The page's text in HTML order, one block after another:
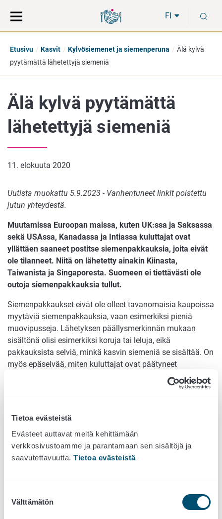
Tietoa evästeistä
Evästeet auttavat meitä kehittämään
verkkosivustoamme ja parantamaan sen sisältöjä ja
saavutettavuutta. Tietoa evästeistä
valinta
Välttämätön
suoraan
sisältöön
koko
sivuston
FI
Etusivu Kasvit Kylvösiemenet ja siemenperuna
Älä kylvä
pyytämättä lähetettyjä siemeniä
Älä kylvä pyytämättä
lähetettyjä siemeniä
11. elokuuta 2020
Uutista muokattu 5.9.2023 - Vanhentuneet linkit poistettu
jutun yhteydestä.
Muutamissa Euroopan maissa, kuten UK:ssa ja Saksassa
sekä USAssa, Kanadassa ja Intiassa kuluttajat ovat
yllättäen saaneet postitse siemenpakkauksia, joita eivät
ole tilanneet. Niitä on lähetetty ainakin Kiinasta,
Taiwanista ja Singaporesta. Suomeen ei tiettävästi ole
outoja siemenpakkauksia tullut.
Siemenpakkaukset eivät ole olleet tavanomaisia kaupoissa
myytäviä siemenpakkauksia, vaan esimerkiksi pieniä
muovipusseja. Lähetyksen päällysmerkinnän mukaan
sisältönä olisi esimerkiksi koruja tai leluja, eikä
pakkauksista selviä, minkä kasvin siemeniä se sisältää. On
myös epäselvää, miten kuluttajat ovat päätyneet
Jos saat outoja siemenlähetyksiä, älä kylvä siemeniä,
levittää uusia kasvitauteja. Siementen alkuperää tai
tarkoitusta selvitellään parhaillaan.
Jos saat pyytämättä lähetettyjä siemenlähetyksiä, toimi
näin:
Lähetä tieto saapuneesta pakkauksesta ja sen
lähtömaasta sekä valokuva siemenpakkauksesta